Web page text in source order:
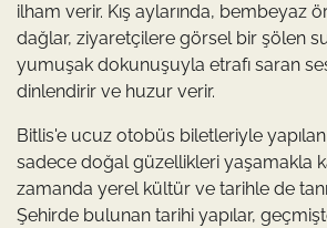
ilham verir. Kış aylarında, bembeyaz
dağlar, ziyaretçilere görsel bir şölen
yumuşak dokunuşuyla etrafı saran
dinlendirir ve huzur verir.
Bitlis'e ucuz otobüs biletleriyle
sadece doğal güzellikleri yaşamakla
zamanda yerel kültür ve tarihle de
Şehirde bulunan tarihi yapılar,